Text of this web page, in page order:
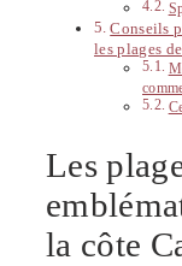
Conseils
les plages
Les
la côte